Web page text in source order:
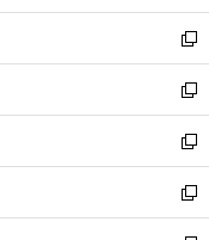
開
く
ウ
で
開
く
ン
ド
ウ
で
開
く
ウ
ィ
ン
ド
ウ
で
開
く
新
し
い
ウ
ィ
ン
ド
ウ
新
し
い
ウ
ィ
ン
新
し
い
ウ
新
し